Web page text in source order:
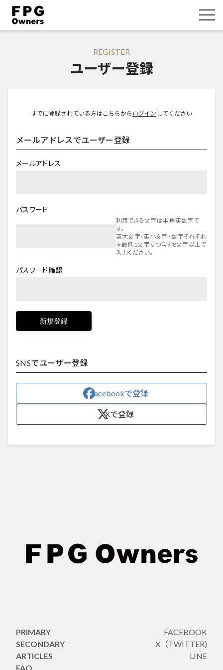
REGISTER
ユーザー登録
すでに登録されている方はこちらから ログイン してください
メールアドレスでユーザー登録
メールアドレス
パスワード
利用できる文字は半角英数字で
す。
英大文字・英小文字・数字それぞれ
を最低1文字ずつ含む8文字以上で
入力ください。
パスワード確認
新規登録
SNSでユーザー登録
facebookで登録
Xで登録
PRIMARY
SECONDARY
ARTICLES
FAQ
FACEBOOK
X（TWITTER)
LINE